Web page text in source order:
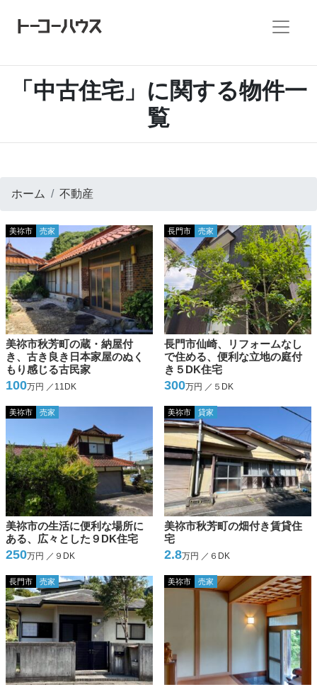
「中古住宅」に関する物件一
覧
ホーム 不動産
美祢市秋芳町の蔵・納屋付
き、古き良き日本家屋のぬく
もり感じる古民家
美祢市 売家
100万円 ／11DK
長門市仙崎、リフォームなし
で住める、便利な立地の庭付
き５DK住宅
長門市 売家
300万円 ／５DK
美祢市の生活に便利な場所に
ある、広々とした９DK住宅
美祢市 売家
250万円 ／９DK
美祢市秋芳町の畑付き賃貸住
宅
美祢市 貸家
2.8万円 ／６DK
長門市 売家 美祢市 売家